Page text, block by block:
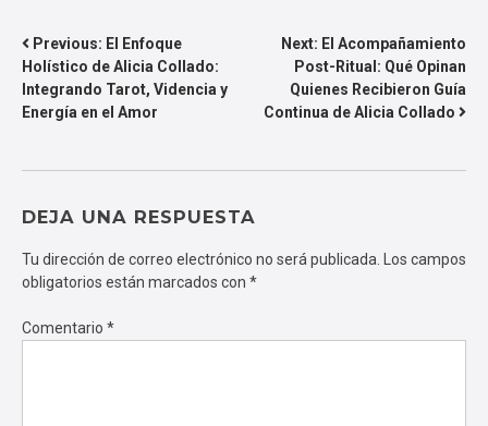
NAVEGACIÓN
DE
ENTRADAS
Previous: El Enfoque
Holístico de Alicia Collado:
Integrando Tarot, Videncia y
Energía en el Amor
Next: El Acompañamiento
Post-Ritual: Qué Opinan
Quienes Recibieron Guía
Continua de Alicia Collado
DEJA UNA RESPUESTA
Tu dirección de correo electrónico no será publicada.
Los campos
obligatorios están marcados con *
Comentario *